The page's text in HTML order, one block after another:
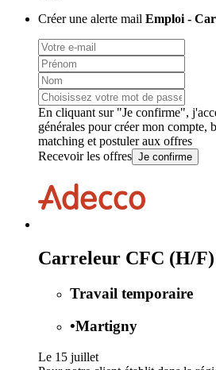
Créer une alerte mail Emploi -
En cliquant sur "Je confirme",
générales pour créer mon compte,
matching et postuler aux offres
Recevoir les offres Je confirme
Carreleur CFC (H/F)
Travail temporaire
•Martigny
Le 15 juillet